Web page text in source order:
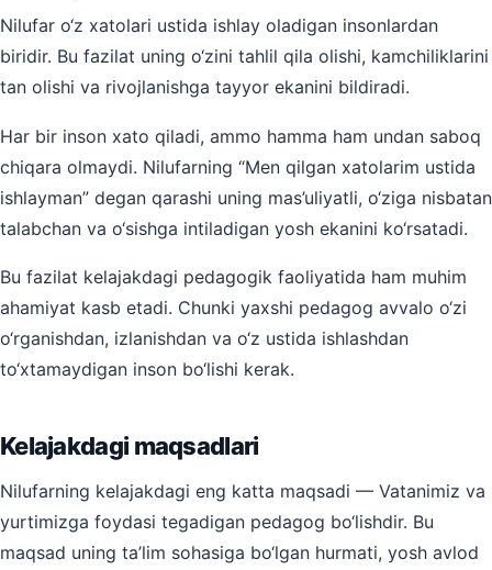
Nilufar o‘z xatolari ustida ishlay oladigan insonlardan
biridir. Bu fazilat uning o‘zini tahlil qila olishi, kamchiliklarini
tan olishi va rivojlanishga tayyor ekanini bildiradi.
Har bir inson xato qiladi, ammo hamma ham undan saboq
chiqara olmaydi. Nilufarning “Men qilgan xatolarim ustida
ishlayman” degan qarashi uning mas’uliyatli, o‘ziga nisbatan
talabchan va o‘sishga intiladigan yosh ekanini ko‘rsatadi.
Bu fazilat kelajakdagi pedagogik faoliyatida ham muhim
ahamiyat kasb etadi. Chunki yaxshi pedagog avvalo o‘zi
o‘rganishdan, izlanishdan va o‘z ustida ishlashdan
to‘xtamaydigan inson bo‘lishi kerak.
Kelajakdagi maqsadlari
Nilufarning kelajakdagi eng katta maqsadi — Vatanimiz va
yurtimizga foydasi tegadigan pedagog bo‘lishdir. Bu
maqsad uning ta’lim sohasiga bo‘lgan hurmati, yosh avlod